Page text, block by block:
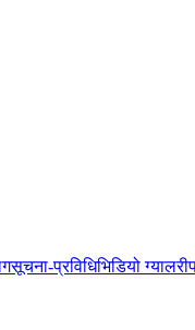
सूचना-प्रविधिभिडियो ग्यालरी